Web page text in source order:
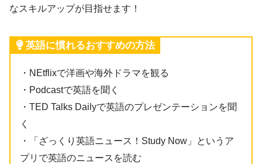
なスキルアップが目指せます！
英語に慣れるおすすめの方法
・NEtflixで洋画や海外ドラマを観る
・Podcastで英語を聞く
・TED Talks Dailyで英語のプレゼンテーションを聞
く
・「ざっくり英語ニュース！Study Now」というア
プリで英語のニュースを読む